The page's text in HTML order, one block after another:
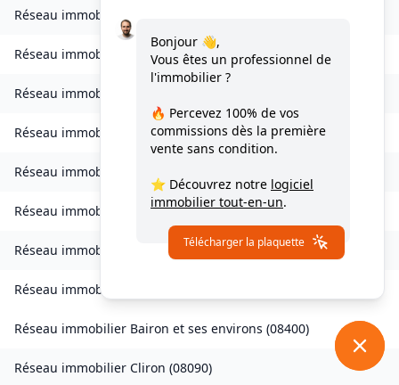
Réseau immobilier
Réseau immobilier Brévilly( 08140)
Réseau immobilier
Réseau immobilier Chagny(08430)
Réseau immobilier
Réseau immobilier Chardeny(08400)
Réseau immobilier Chatel-Chéhéry(08250)
Réseau immobilier
Réseau immobilier Bairon et ses environs (08400)
Réseau immobilier Cliron (08090)
Bonjour 👋,
Vous êtes un professionnel de
l'immobilier ?
🔥 Percevez 100% de vos
commissions dès la première
vente sans condition.
⭐ Découvrez notre logiciel
immobilier tout-en-un.
Télécharger la plaquette